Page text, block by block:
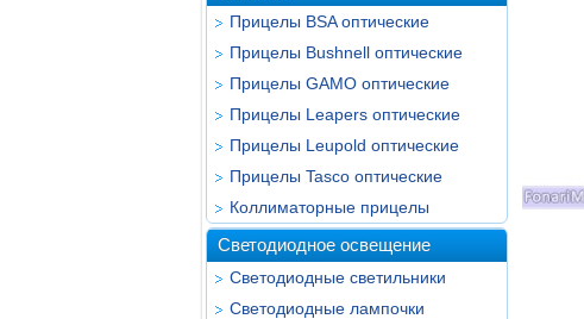
Прицелы BSA оптические
Прицелы Bushnell оптические
Прицелы GAMO оптические
Прицелы Leapers оптические
Прицелы Leupold оптические
Прицелы Tasco оптические
Коллиматорные прицелы
Светодиодное освещение
Светодиодные светильники
Светодиодные лампочки